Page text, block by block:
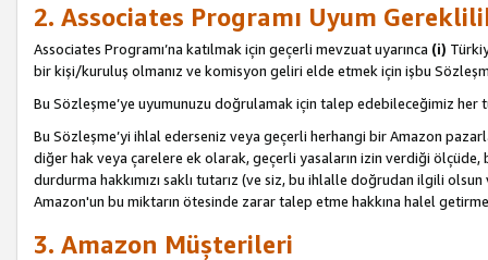
2. Associates Programı Uyum
Associates Programı’na katılmak için geçerli mevzuat uyarınca (i)
bir kişi/kuruluş olmanız ve komisyon geliri elde etmek için işbu
Bu Sözleşme’ye uyumunuzu doğrulamak için talep edebileceğimiz
Bu Sözleşme’yi ihlal ederseniz veya geçerli herhangi bir Amazon
diğer hak veya çarelere ek olarak, geçerli yasaların izin verdiği
durdurma hakkımızı saklı tutarız (ve siz, bu ihlalle doğrudan ilgili
Amazon'un bu miktarın ötesinde zarar talep etme hakkına halel
3. Amazon Müşterileri